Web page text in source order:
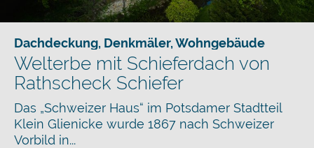
Dachdeckung, Denkmäler,Wohngebäude
Welterbe mit Schieferdach von
Rathscheck Schiefer
Das „Schweizer Haus“ im Potsdamer Stadtteil
Klein Glienicke wurde 1867 nach Schweizer
Vorbild in...